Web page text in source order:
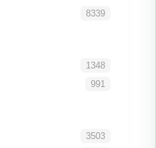
8339
1348
991
3503